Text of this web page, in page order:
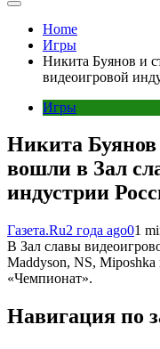
Home
Игры
Никита Буянов и
видеоигровой
Игры
Никита
вошли в Зал
индустрии
Газета.Ru2 года ago01
В Зал славы
Maddyson, NS,
«Чемпионат».
Навигация по